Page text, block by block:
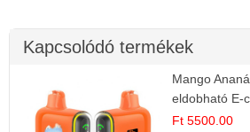
Kapcsolódó termékek
Mango
eldobható E-
Ízélmény
Ft 5500.00